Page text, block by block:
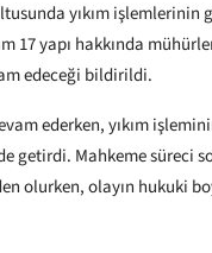
yıkım işlemlerinin
yapı hakkında
edeceği bildirildi.
ederken, yıkım
getirdi. Mahkeme süreci
olurken, olayın hukuki